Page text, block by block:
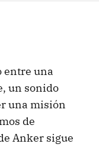
entre una
un sonido
una misión
de
Anker sigue